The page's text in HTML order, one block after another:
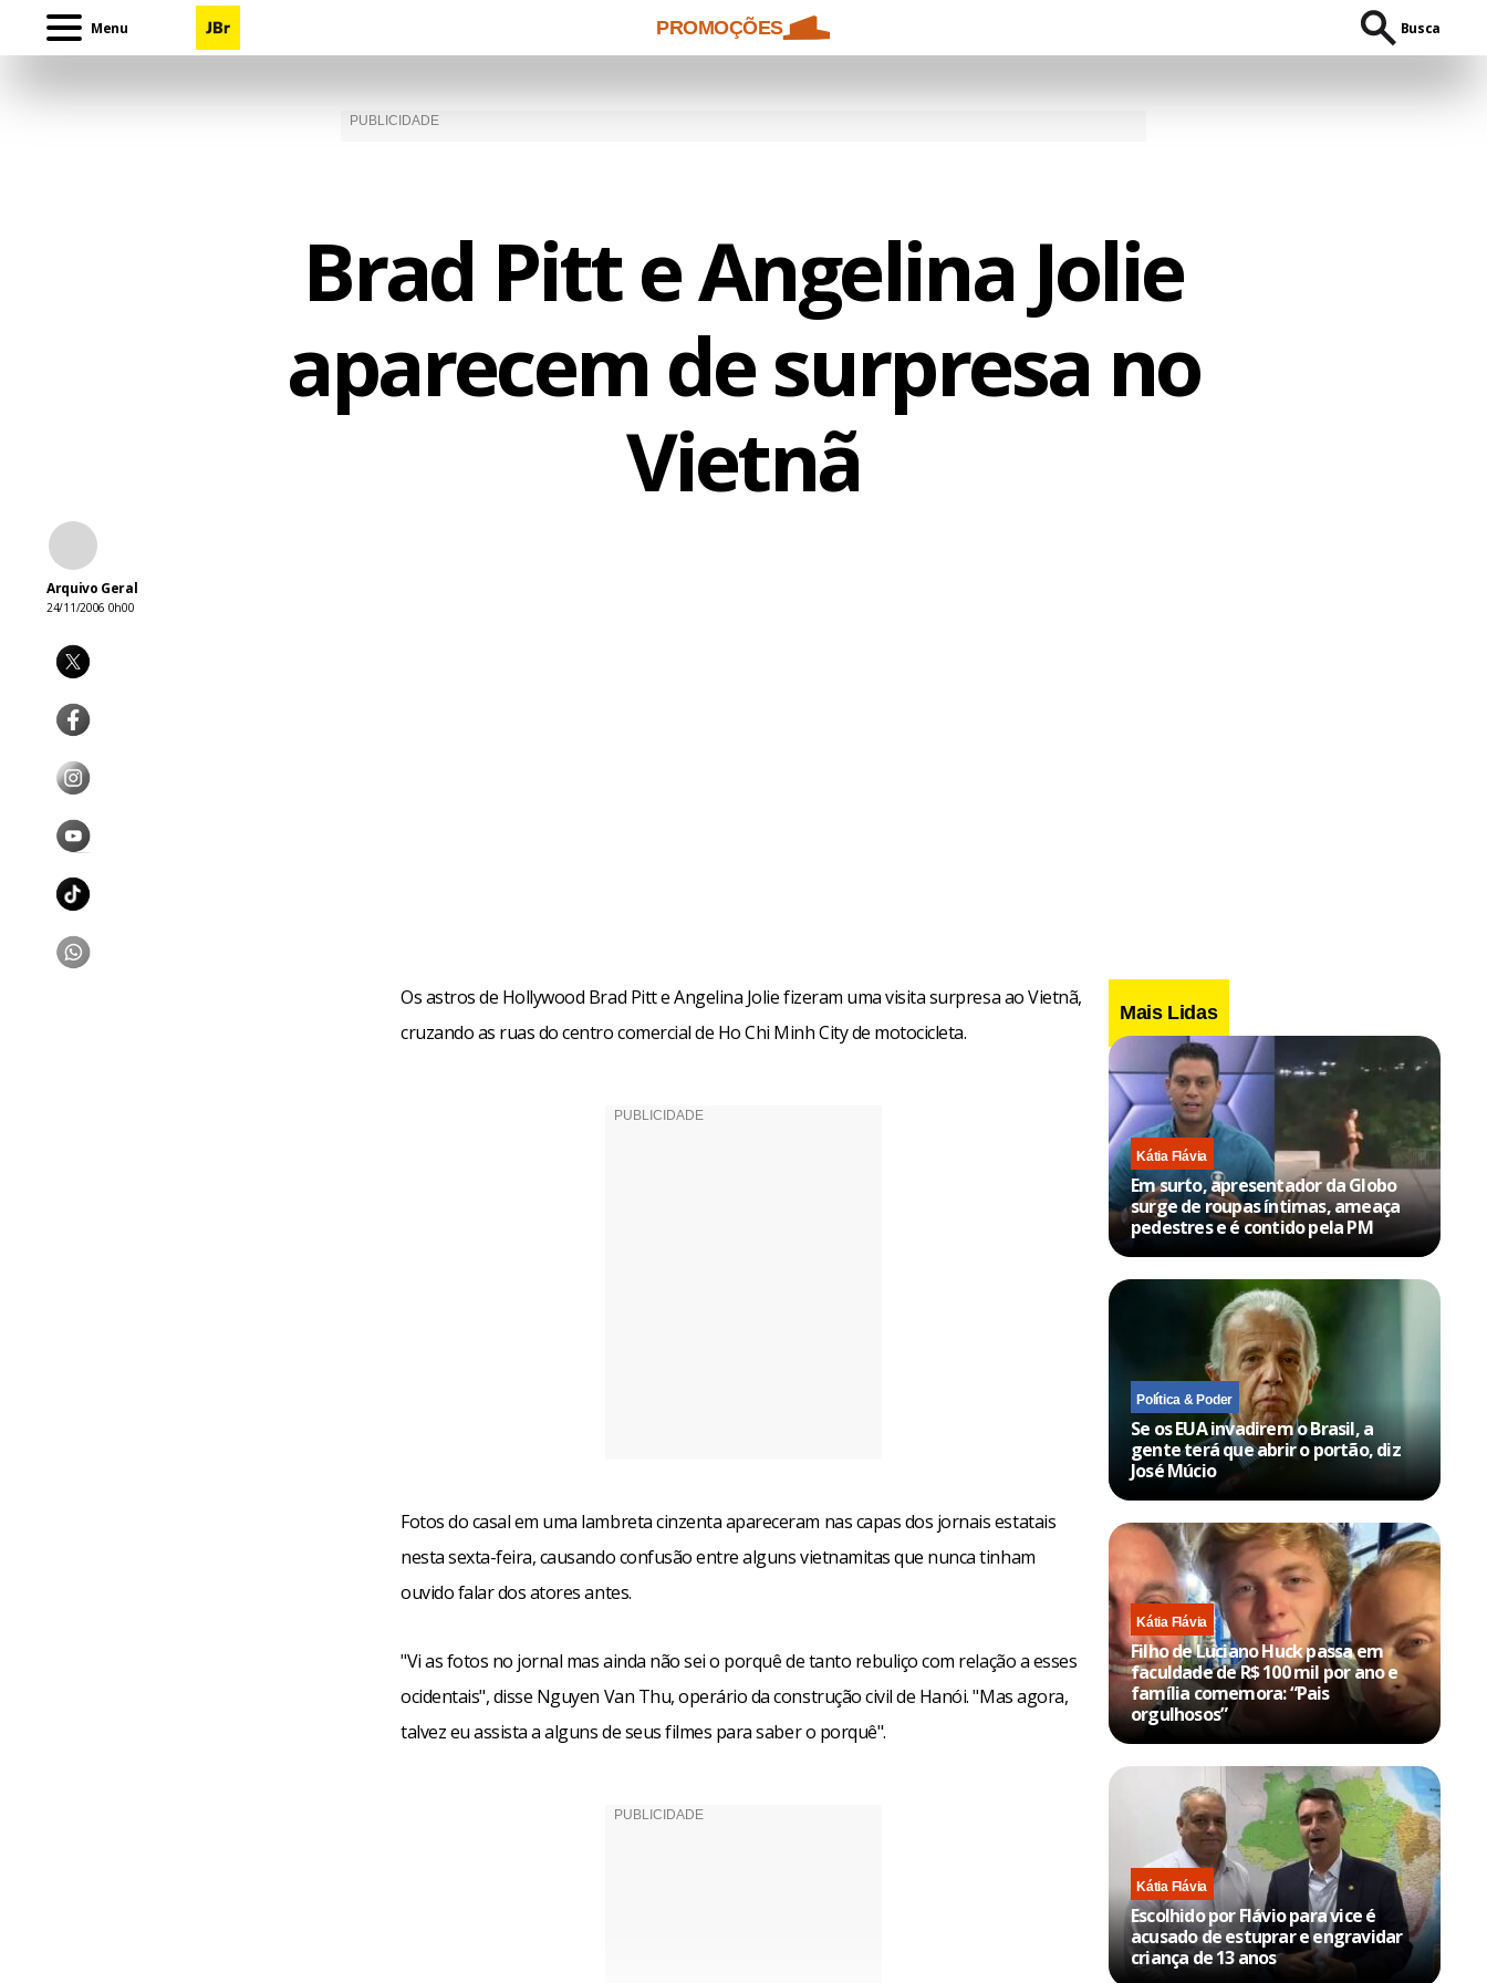
Menu PROMOÇÕES Busca
Brad Pitt e Angelina Jolie
aparecem de surpresa no
Vietnã
Arquivo Geral
24/11/2006 0h00
Os astros de Hollywood Brad Pitt e Angelina Jolie fizeram uma visita surpresa ao Vietnã,
cruzando as ruas do centro comercial de Ho Chi Minh City de motocicleta.
Fotos do casal em uma lambreta cinzenta apareceram nas capas dos jornais estatais
nesta sexta-feira, causando confusão entre alguns vietnamitas que nunca tinham
ouvido falar dos atores antes.
"Vi as fotos no jornal mas ainda não sei o porquê de tanto rebuliço com relação a esses
ocidentais", disse Nguyen Van Thu, operário da construção civil de Hanói. "Mas agora,
talvez eu assista a alguns de seus filmes para saber o porquê".
Mais Lidas
Kátia Flávia
Em surto, apresentador da Globo
surge de roupas íntimas, ameaça
pedestres e é contido pela PM
Política & Poder
Se os EUA invadirem o Brasil, a
gente terá que abrir o portão, diz
José Múcio
Kátia Flávia
Filho de Luciano Huck passa em
faculdade de R$ 100 mil por ano e
família comemora: “Pais
orgulhosos”
Kátia Flávia
Escolhido por Flávio para vice é
acusado de estuprar e engravidar
criança de 13 anos